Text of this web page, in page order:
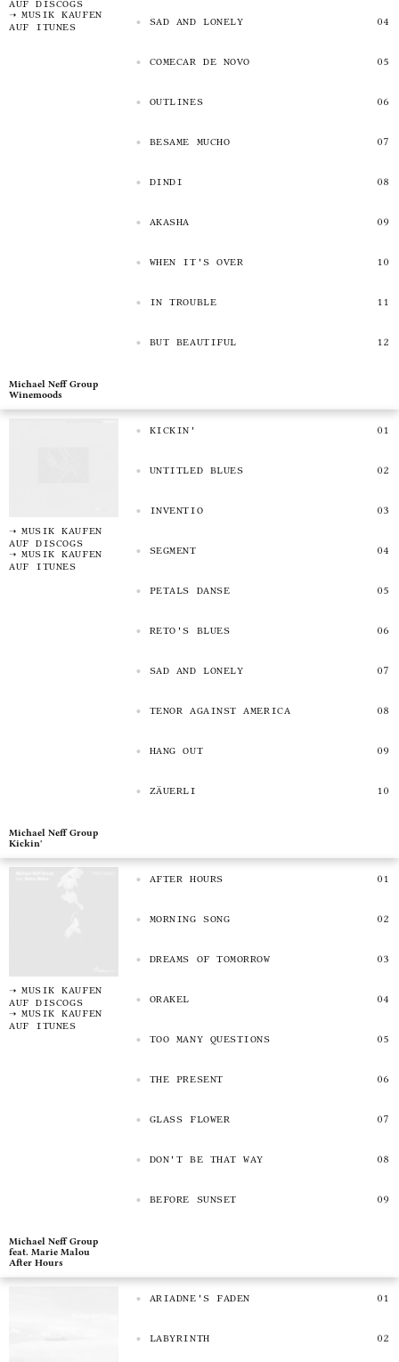
AUF DISCOGS
MUSIK KAUFEN
AUF ITUNES
Michael Neff Group
Winemoods
SAD AND LONELY
COMECAR DE NOVO
OUTLINES
BESAME MUCHO
DINDI
AKASHA
WHEN IT'S OVER
IN TROUBLE
BUT BEAUTIFUL
MUSIK KAUFEN
AUF DISCOGS
MUSIK KAUFEN
AUF ITUNES
Michael Neff Group
Kickin'
KICKIN'
UNTITLED BLUES
INVENTIO
SEGMENT
PETALS DANSE
RETO'S BLUES
SAD AND LONELY
TENOR AGAINST AMERICA
HANG OUT
ZÄUERLI
MUSIK KAUFEN
AUF DISCOGS
MUSIK KAUFEN
AUF ITUNES
Michael Neff Group
feat. Marie Malou
After Hours
AFTER HOURS
MORNING SONG
DREAMS OF TOMORROW
ORAKEL
TOO MANY QUESTIONS
THE PRESENT
GLASS FLOWER
DON'T BE THAT WAY
BEFORE SUNSET
ARIADNE'S FADEN
LABYRINTH